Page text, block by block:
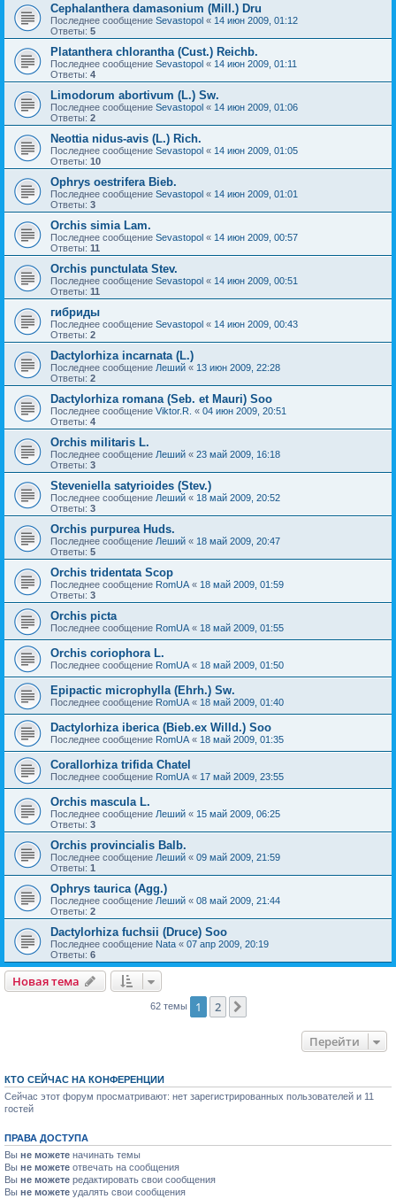
Cephalanthera damasonium (Mill.) Dru
Последнее сообщение Sevastopol « 14 июн 2009, 01:12
Ответы: 5
Platanthera chlorantha (Cust.) Reichb.
Последнее сообщение Sevastopol « 14 июн 2009, 01:11
Ответы: 4
Limodorum abortivum (L.) Sw.
Последнее сообщение Sevastopol « 14 июн 2009, 01:06
Ответы: 2
Neottia nidus-avis (L.) Rich.
Последнее сообщение Sevastopol « 14 июн 2009, 01:05
Ответы: 10
Ophrys oestrifera Bieb.
Последнее сообщение Sevastopol « 14 июн 2009, 01:01
Ответы: 3
Orchis simia Lam.
Последнее сообщение Sevastopol « 14 июн 2009, 00:57
Ответы: 11
Orchis punctulata Stev.
Последнее сообщение Sevastopol « 14 июн 2009, 00:51
Ответы: 11
гибриды
Последнее сообщение Sevastopol « 14 июн 2009, 00:43
Ответы: 2
Dactylorhiza incarnata (L.)
Последнее сообщение Леший « 13 июн 2009, 22:28
Ответы: 2
Dactylorhiza romana (Seb. et Mauri) Soo
Последнее сообщение Viktor.R. « 04 июн 2009, 20:51
Ответы: 4
Orchis militaris L.
Последнее сообщение Леший « 23 май 2009, 16:18
Ответы: 3
Steveniella satyrioides (Stev.)
Последнее сообщение Леший « 18 май 2009, 20:52
Ответы: 3
Orchis purpurea Huds.
Последнее сообщение Леший « 18 май 2009, 20:47
Ответы: 5
Orchis tridentata Scop
Последнее сообщение RomUA « 18 май 2009, 01:59
Ответы: 3
Orchis picta
Последнее сообщение RomUA « 18 май 2009, 01:55
Orchis coriophora L.
Последнее сообщение RomUA « 18 май 2009, 01:50
Epipactic microphylla (Ehrh.) Sw.
Последнее сообщение RomUA « 18 май 2009, 01:40
Dactylorhiza iberica (Bieb.ex Willd.) Soo
Последнее сообщение RomUA « 18 май 2009, 01:35
Corallorhiza trifida Chatel
Последнее сообщение RomUA « 17 май 2009, 23:55
Orchis mascula L.
Последнее сообщение Леший « 15 май 2009, 06:25
Ответы: 3
Orchis provincialis Balb.
Последнее сообщение Леший « 09 май 2009, 21:59
Ответы: 1
Ophrys taurica (Agg.)
Последнее сообщение Леший « 08 май 2009, 21:44
Ответы: 2
Dactylorhiza fuchsii (Druce) Soo
Последнее сообщение Nata « 07 апр 2009, 20:19
Ответы: 6
Новая тема
62 темы 1 2
Перейти
КТО СЕЙЧАС НА КОНФЕРЕНЦИИ
Сейчас этот форум просматривают: нет зарегистрированных пользователей и 11
гостей
ПРАВА ДОСТУПА
Вы не можете начинать темы
Вы не можете отвечать на сообщения
Вы не можете редактировать свои сообщения
Вы не можете удалять свои сообщения